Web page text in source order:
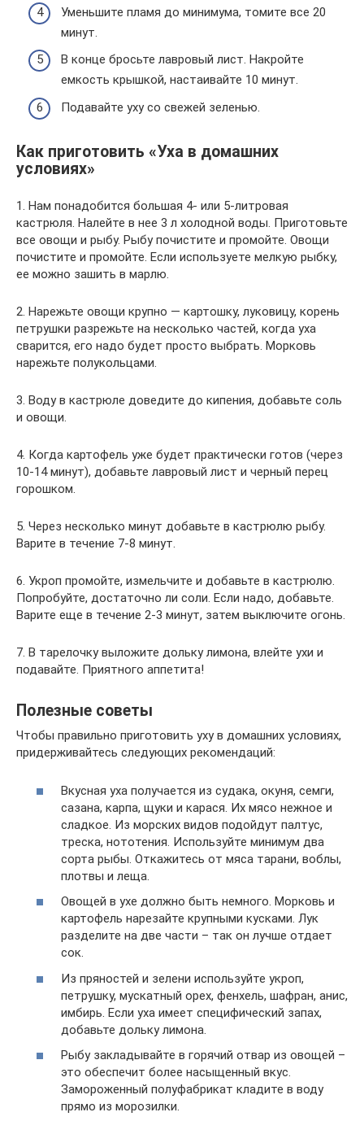
Уменьшите пламя до минимума, томите все 20
минут.
В конце бросьте лавровый лист. Накройте
емкость крышкой, настаивайте 10 минут.
Подавайте уху со свежей зеленью.
Как приготовить «Уха в домашних
условиях»
1. Нам понадобится большая 4- или 5-литровая
кастрюля. Налейте в нее 3 л холодной воды. Приготовьте
все овощи и рыбу. Рыбу почистите и промойте. Овощи
почистите и промойте. Если используете мелкую рыбку,
ее можно зашить в марлю.
2. Нарежьте овощи крупно — картошку, луковицу, корень
петрушки разрежьте на несколько частей, когда уха
сварится, его надо будет просто выбрать. Морковь
нарежьте полукольцами.
3. Воду в кастрюле доведите до кипения, добавьте соль
и овощи.
4. Когда картофель уже будет практически готов (через
10-14 минут), добавьте лавровый лист и черный перец
горошком.
5. Через несколько минут добавьте в кастрюлю рыбу.
Варите в течение 7-8 минут.
6. Укроп промойте, измельчите и добавьте в кастрюлю.
Попробуйте, достаточно ли соли. Если надо, добавьте.
Варите еще в течение 2-3 минут, затем выключите огонь.
7. В тарелочку выложите дольку лимона, влейте ухи и
подавайте. Приятного аппетита!
Полезные советы
Чтобы правильно приготовить уху в домашних условиях,
придерживайтесь следующих рекомендаций:
Вкусная уха получается из судака, окуня, семги,
сазана, карпа, щуки и карася. Их мясо нежное и
сладкое. Из морских видов подойдут палтус,
треска, нототения. Используйте минимум два
сорта рыбы. Откажитесь от мяса тарани, воблы,
плотвы и леща.
Овощей в ухе должно быть немного. Морковь и
картофель нарезайте крупными кусками. Лук
разделите на две части – так он лучше отдает
сок.
Из пряностей и зелени используйте укроп,
петрушку, мускатный орех, фенхель, шафран, анис,
имбирь. Если уха имеет специфический запах,
добавьте дольку лимона.
Рыбу закладывайте в горячий отвар из овощей –
это обеспечит более насыщенный вкус.
Замороженный полуфабрикат кладите в воду
прямо из морозилки.